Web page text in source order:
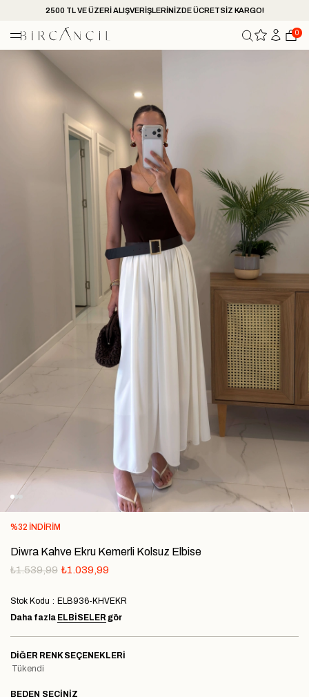
2500 TL VE ÜZERİ ALIŞVERİŞLERİNİZDE ÜCRETSİZ KARGO!
0
%32 İNDIRIM
Diwra Kahve Ekru Kemerli Kolsuz Elbise
₺1.539,99 ₺1.039,99
Stok Kodu
ELB936-KHVEKR
Daha fazla ELBİSELER gör
DIĞER RENK SEÇENEKLERI
Tükendi
BEDEN